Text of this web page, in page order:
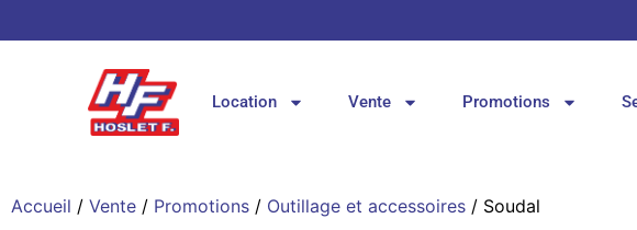
Location Vente Promotions
Accueil / Vente / Promotions / Outillage et accessoires / Soudal